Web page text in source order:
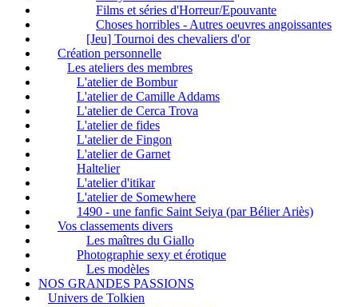
Films et séries d'Horreur/Epouvante
Choses horribles - Autres oeuvres angoissantes
[Jeu] Tournoi des chevaliers d'or
Création personnelle
Les ateliers des membres
L'atelier de Bombur
L'atelier de Camille Addams
L'atelier de Cerca Trova
L'atelier de fides
L'atelier de Fingon
L'atelier de Garnet
Haltelier
L'atelier d'itikar
L'atelier de Somewhere
1490 - une fanfic Saint Seiya (par Bélier Ariès)
Vos classements divers
Les maîtres du Giallo
Photographie sexy et érotique
Les modèles
NOS GRANDES PASSIONS
Univers de Tolkien